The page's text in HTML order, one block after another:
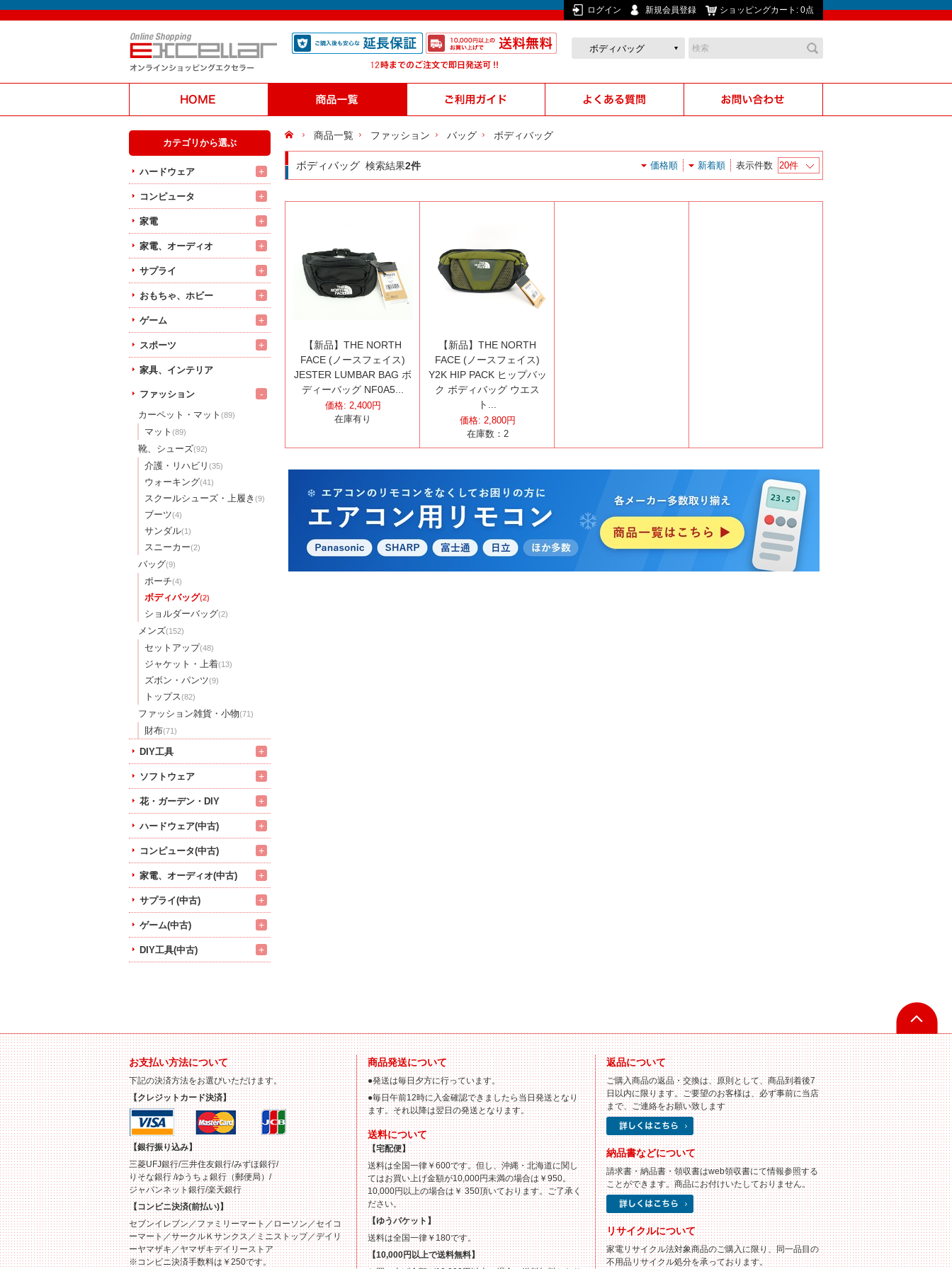
ログイン 新規会員登録 ショッピングカート: 0点
カテゴリから選ぶ
ハードウェア +
コンピュータ +
家電 +
家電、オーディオ +
サプライ +
おもちゃ、ホビー +
ゲーム +
スポーツ +
家具、インテリア
ファッション
カーペット・マット (89)
マット (89)
靴、シューズ(92)
介護・リハビリ (35)
ウォーキング(41)
スクールシューズ・上履き (9)
ブーツ(4)
サンダル(1)
スニーカー(2)
バッグ(9)
ポーチ(4)
ボディバッグ(2)
ショルダーバッグ(2)
メンズ(152)
セットアップ(48)
ジャケット・上着(13)
ズボン・パンツ(9)
トップス(82)
ファッション雑貨・小物(71)
財布(71)
-
DIY工具 +
ソフトウェア +
花・ガーデン・DIY +
ハードウェア(中古) +
コンピュータ(中古) +
家電、オーディオ(中古) +
サプライ(中古) +
ゲーム(中古) +
DIY工具(中古) +
商品一覧 ファッション バッグ ボディバッグ
ボディバッグ 検索結果2件 価格順 新着順 表示件数
【新品】THE NORTH
FACE (ノースフェイス)
JESTER LUMBAR BAG ボ
ディーバッグ NF0A5...
価格: 2,400円
在庫有り
【新品】THE NORTH
FACE (ノースフェイス)
Y2K HIP PACK ヒップバッ
ク ボディバッグ ウエス
ト...
価格: 2,800円
在庫数： 2
お支払い方法について
下記の決済方法をお選びいただけます。
【クレジットカード決済】
【銀行振り込み】
三菱UFJ銀行/三井住友銀行/みずほ銀行/
りそな銀行 /ゆうちょ銀行（郵便局）/
ジャパンネット銀行/楽天銀行
【コンビニ決済(前払い)】
セブンイレブン／ファミリーマート／ローソン／セイコ
ーマート／サークルＫサンクス／ミニストップ／デイリ
ーヤマザキ／ヤマザキデイリーストア
※コンビニ決済手数料は￥250です。
商品発送について
●発送は毎日夕方に行っています。
●毎日午前12時に入金確認できましたら当日発送となり
ます。それ以降は翌日の発送となります。
送料について
【宅配便】
送料は全国一律￥600です。但し、沖縄・北海道に関し
てはお買い上げ金額が10,000円未満の場合は￥950。
10,000円以上の場合は￥ 350頂いております。ご了承く
ださい。
【ゆうパケット】
送料は全国一律￥180です。
【10,000円以上で送料無料】
返品について
ご購入商品の返品・交換は、原則として、商品到着後7
日以内に限ります。ご要望のお客様は、必ず事前に当店
まで、ご連絡をお願い致します
納品書などについて
請求書・納品書・領収書はweb領収書にて情報参照する
ことができます。商品にお付けいたしておりません。
リサイクルについて
家電リサイクル法対象商品のご購入に限り、同一品目の
不用品リサイクル処分を承っております。